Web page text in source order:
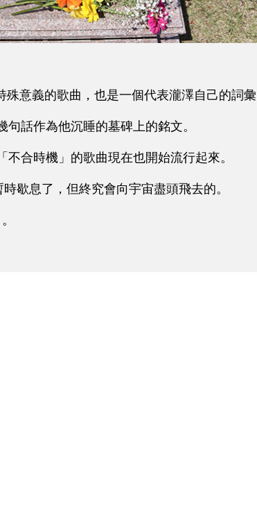
殊意義的歌曲，也是一個代表瀧澤自己的詞彙
話作為他沉睡的墓碑上的銘文。
合時機」的歌曲現在也開始流行起來。
歇息了，但終究會向宇宙盡頭飛去的。